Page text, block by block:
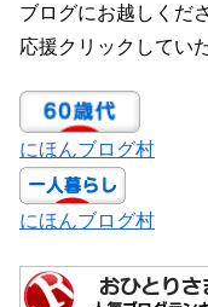
ブログにお越しくだ
応援クリックしてい
にほんブログ村
にほんブログ村